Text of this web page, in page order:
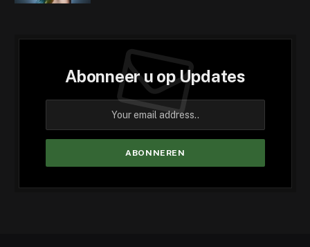
Abonneer u op Updates